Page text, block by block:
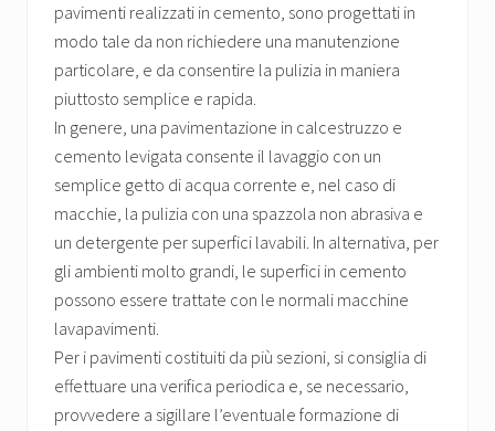
pavimenti realizzati in cemento, sono progettati in
modo tale da non richiedere una manutenzione
particolare, e da consentire la pulizia in maniera
piuttosto semplice e rapida.
In genere, una pavimentazione in calcestruzzo e
cemento levigata consente il lavaggio con un
semplice getto di acqua corrente e, nel caso di
macchie, la pulizia con una spazzola non abrasiva e
un detergente per superfici lavabili. In alternativa, per
gli ambienti molto grandi, le superfici in cemento
possono essere trattate con le normali macchine
lavapavimenti.
Per i pavimenti costituiti da più sezioni, si consiglia di
effettuare una verifica periodica e, se necessario,
provvedere a sigillare l’eventuale formazione di